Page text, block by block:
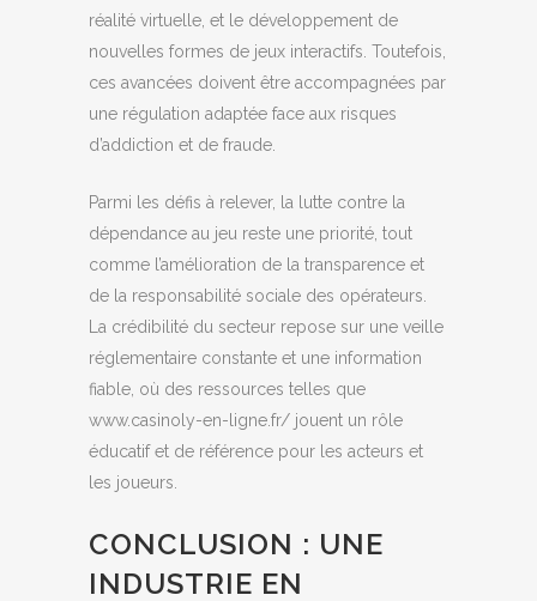
réalité virtuelle, et le développement de
nouvelles formes de jeux interactifs. Toutefois,
ces avancées doivent être accompagnées par
une régulation adaptée face aux risques
d’addiction et de fraude.
Parmi les défis à relever, la lutte contre la
dépendance au jeu reste une priorité, tout
comme l’amélioration de la transparence et
de la responsabilité sociale des opérateurs.
La crédibilité du secteur repose sur une veille
réglementaire constante et une information
fiable, où des ressources telles que
www.casinoly-en-ligne.fr/ jouent un rôle
éducatif et de référence pour les acteurs et
les joueurs.
CONCLUSION : UNE
INDUSTRIE EN